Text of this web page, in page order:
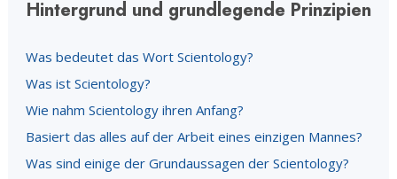
Hintergrund und grundlegende Prinzipien
Was bedeutet das Wort Scientology?
Was ist Scientology?
Wie nahm Scientology ihren Anfang?
Basiert das alles auf der Arbeit eines einzigen Mannes?
Was sind einige der Grundaussagen der Scientology?